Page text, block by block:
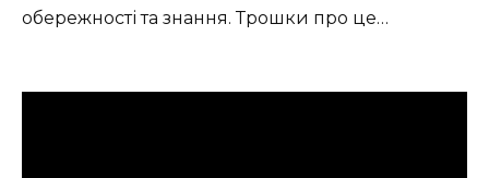
обережності та знання. Трошки про це…